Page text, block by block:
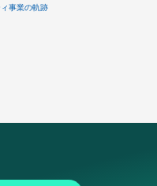
事業の軌跡